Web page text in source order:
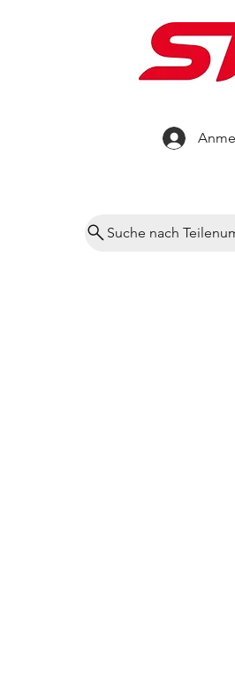
Suche nach